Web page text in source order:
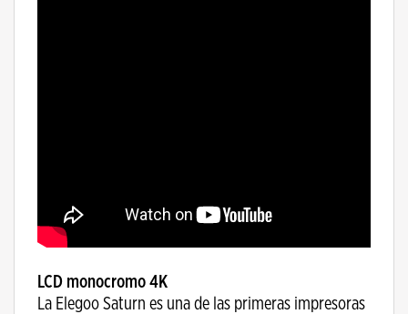
LCD monocromo 4K
La Elegoo Saturn es una de las primeras impresoras